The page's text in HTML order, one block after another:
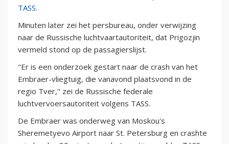
TASS.
Minuten later zei het persbureau, onder verwijzing
naar de Russische luchtvaartautoriteit, dat Prigozjin
vermeld stond op de passagierslijst.
"Er is een onderzoek gestart naar de crash van het
Embraer-vliegtuig, die vanavond plaatsvond in de
regio Tver," zei de Russische federale
luchtvervoersautoriteit volgens TASS.
De Embraer was onderweg van Moskou's
Sheremetyevo Airport naar St. Petersburg en crashte